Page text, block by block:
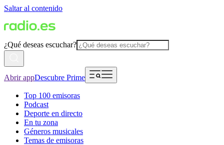
Saltar al contenido
¿Qué deseas escuchar?
Abrir appDescubre Prime
Top 100 emisoras
Podcast
Deporte en directo
En tu zona
Géneros musicales
Temas de emisoras